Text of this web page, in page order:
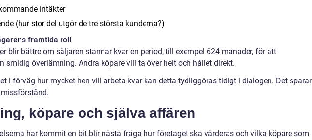
intäkter
(hur stor del utgör de tre största kunderna?)
framtida roll
blir bättre om säljaren stannar kvar en period, till exempel 624 månader, för att
smidig överlämning. Andra köpare vill ta över helt och hållet direkt.
i förväg hur mycket hen vill arbeta kvar kan detta tydliggöras tidigt i dialogen. Det sparar
köpare och själva affären
har kommit en bit blir nästa fråga hur företaget ska värderas och vilka köpare som